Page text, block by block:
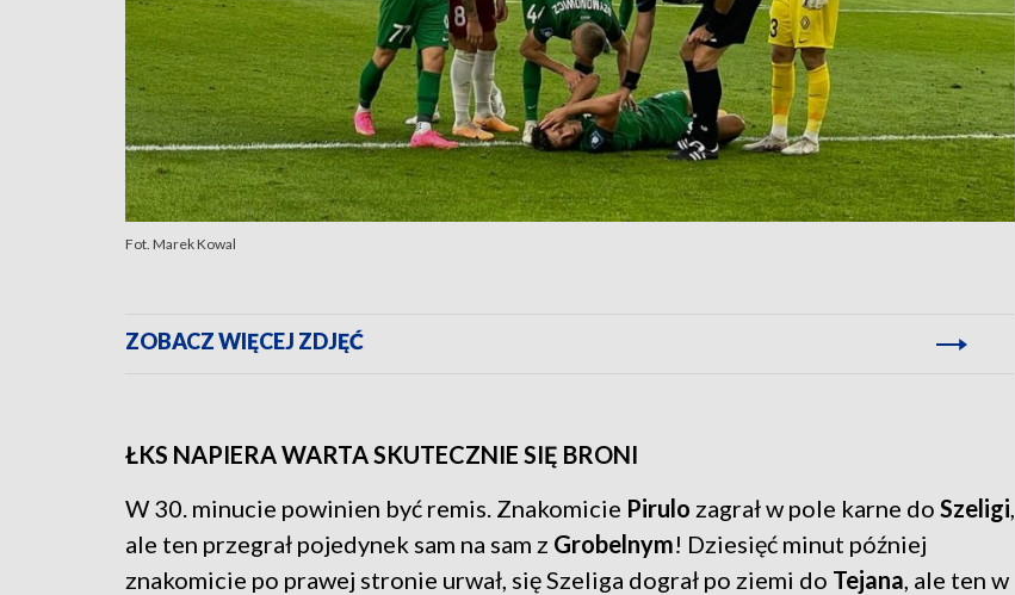
Fot. Marek Kowal
ZOBACZ WIĘCEJ ZDJĘĆ
ŁKS NAPIERA WARTA SKUTECZNIE SIĘ BRONI
W 30. minucie powinien być remis. Znakomicie Pirulo zagrał w pole karne do Szeligi,
ale ten przegrał pojedynek sam na sam z Grobelnym! Dziesięć minut później
znakomicie po prawej stronie urwał, się Szeliga dograł po ziemi do Tejana, ale ten w